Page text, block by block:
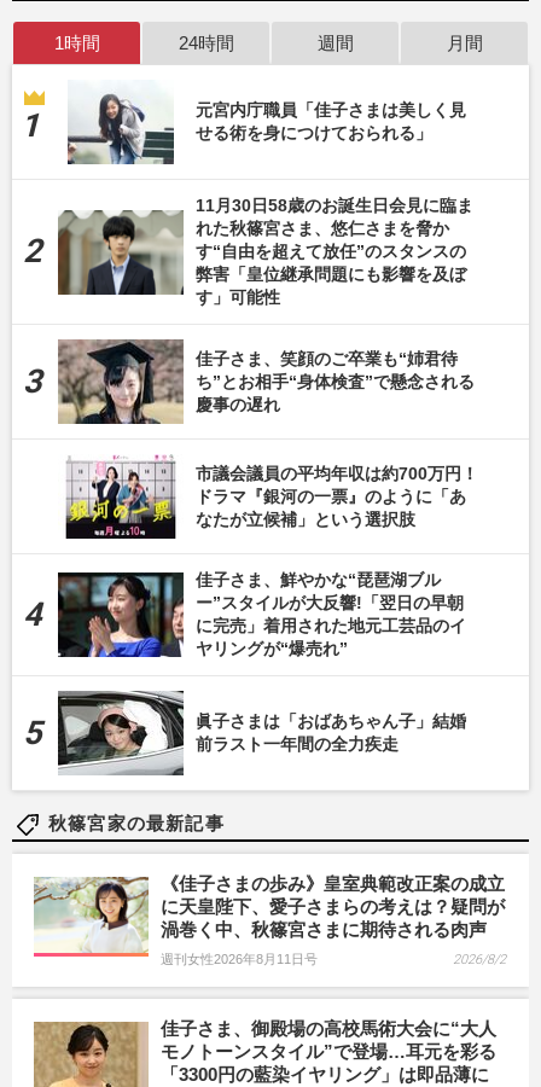
1時間 24時間 週間 月間
元宮内庁職員「佳子さまは美しく見
せる術を身につけておられる」
11月30日58歳のお誕生日会見に臨ま
れた秋篠宮さま、悠仁さまを脅か
す“自由を超えて放任”のスタンスの
弊害「皇位継承問題にも影響を及ぼ
す」可能性
佳子さま、笑顔のご卒業も“姉君待
ち”とお相手“身体検査”で懸念される
慶事の遅れ
市議会議員の平均年収は約700万円！
ドラマ『銀河の一票』のように「あ
なたが立候補」という選択肢
佳子さま、鮮やかな“琵琶湖ブル
ー”スタイルが大反響!「翌日の早朝
に完売」着用された地元工芸品のイ
ヤリングが“爆売れ”
眞子さまは「おばあちゃん子」結婚
前ラスト一年間の全力疾走
秋篠宮家の最新記事
《佳子さまの歩み》皇室典範改正案の成立
に天皇陛下、愛子さまらの考えは？疑問が
渦巻く中、秋篠宮さまに期待される肉声
週刊女性2026年8月11日号 2026/8/2
佳子さま、御殿場の高校馬術大会に“大人
モノトーンスタイル”で登場…耳元を彩る
「3300円の藍染イヤリング」は即品薄に